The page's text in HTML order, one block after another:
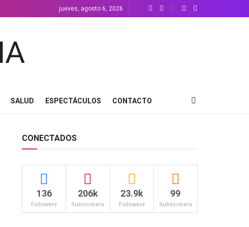
jueves, agosto 6, 2026
SALUD ESPECTÁCULOS CONTACTO
CONECTADOS
136
Followers
206k
Subscribers
23.9k
Followers
99
Subscribers